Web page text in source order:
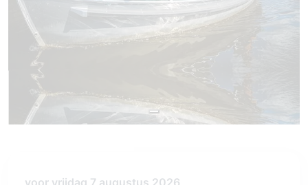
voor vrijdag 7 augustus 2026